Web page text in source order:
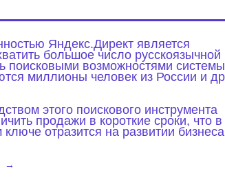
Яндекс.Директ является
большое число русскоязычной
поисковыми возможностями системы
миллионы человек из России и
этого поискового инструмента
продажи в короткие сроки, что в
отразится на развитии